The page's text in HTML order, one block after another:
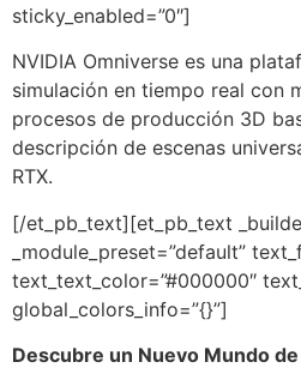
sticky_enabled=”0″]
NVIDIA Omniverse es una
simulación en tiempo real con
procesos de producción 3D
descripción de escenas
RTX.
[/et_pb_text][et_pb_text
_module_preset=”default”
text_text_color=”#000000″
global_colors_info=”{}”]
Descubre un Nuevo Mundo